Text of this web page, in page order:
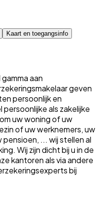
Kaart en toegangsinfo
aan
geven
persoonlijk en
als zakelijke
uw woning of uw
of uw werknemers, uw
... wij stellen al
Wij zijn dicht bij u in de
kantoren als via andere
bij